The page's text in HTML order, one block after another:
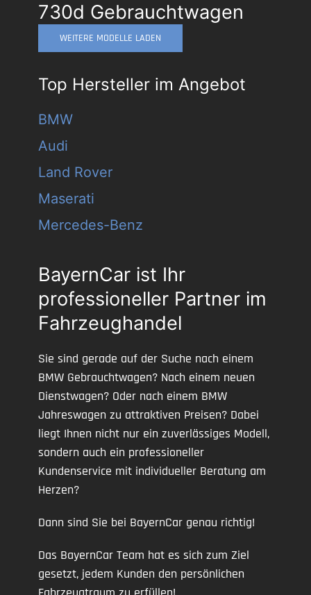
730d Gebrauchtwagen
WEITERE MODELLE LADEN
Top Hersteller im Angebot
BMW
Audi
Land Rover
Maserati
Mercedes-Benz
BayernCar ist Ihr
professioneller Partner im
Fahrzeughandel
Sie sind gerade auf der Suche nach einem
BMW Gebrauchtwagen? Nach einem neuen
Dienstwagen? Oder nach einem BMW
Jahreswagen zu attraktiven Preisen? Dabei
liegt Ihnen nicht nur ein zuverlässiges Modell,
sondern auch ein professioneller
Kundenservice mit individueller Beratung am
Herzen?
Dann sind Sie bei BayernCar genau richtig!
Das BayernCar Team hat es sich zum Ziel
gesetzt, jedem Kunden den persönlichen